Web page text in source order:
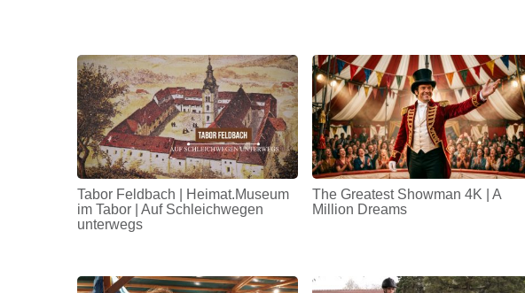
Tabor Feldbach | Heimat.Museum
im Tabor | Auf Schleichwegen
unterwegs
The Greatest Showman 4K | A
Million Dreams